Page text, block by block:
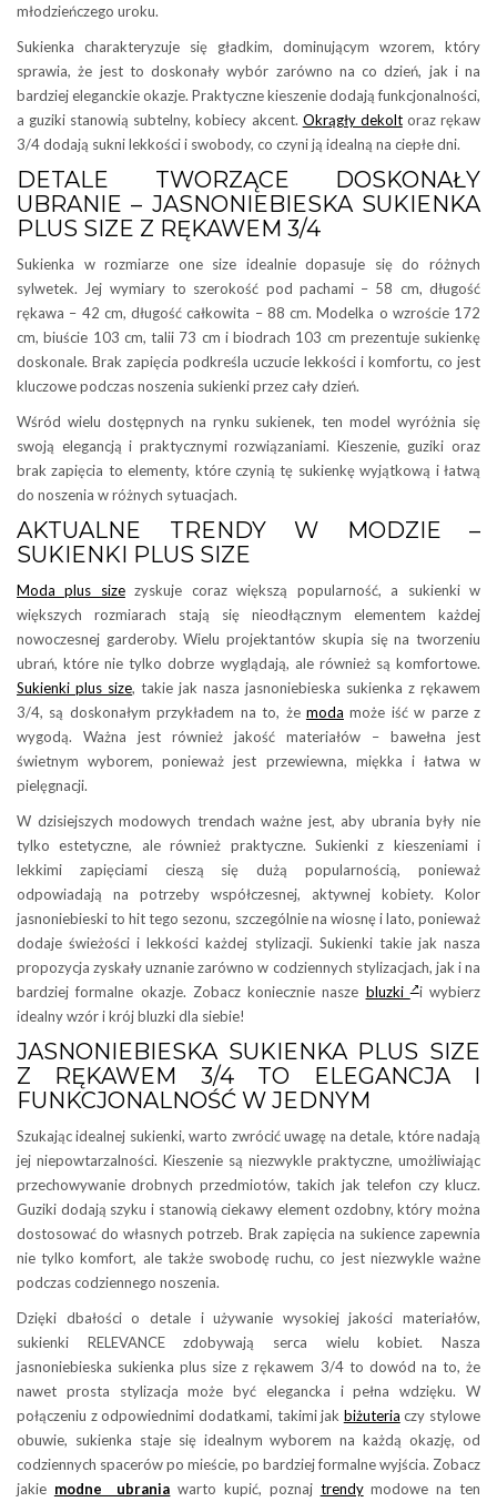
młodzieńczego uroku.
Sukienka charakteryzuje się gładkim, dominującym wzorem, który
sprawia, że jest to doskonały wybór zarówno na co dzień, jak i na
bardziej eleganckie okazje. Praktyczne kieszenie dodają funkcjonalności,
a guziki stanowią subtelny, kobiecy akcent. Okrągły dekoltoraz rękaw
3/4 dodają sukni lekkości i swobody, co czyni ją idealną na ciepłe dni.
DETALE TWORZĄCE DOSKONAŁY
UBRANIE – JASNONIEBIESKA SUKIENKA
PLUS SIZE Z RĘKAWEM 3/4
Sukienka w rozmiarze one size idealnie dopasuje się do różnych
sylwetek. Jej wymiary to szerokość pod pachami – 58 cm, długość
rękawa – 42 cm, długość całkowita – 88 cm. Modelka o wzroście 172
cm, biuście 103 cm, talii 73 cm i biodrach 103 cm prezentuje sukienkę
doskonale. Brak zapięcia podkreśla uczucie lekkości i komfortu, co jest
kluczowe podczas noszenia sukienki przez cały dzień.
Wśród wielu dostępnych na rynku sukienek, ten model wyróżnia się
swoją elegancją i praktycznymi rozwiązaniami. Kieszenie, guziki oraz
brak zapięcia to elementy, które czynią tę sukienkę wyjątkową i łatwą
do noszenia w różnych sytuacjach.
AKTUALNE TRENDY W MODZIE –
SUKIENKI PLUS SIZE
Moda plus sizezyskuje coraz większą popularność, a sukienki w
większych rozmiarach stają się nieodłącznym elementem każdej
nowoczesnej garderoby. Wielu projektantów skupia się na tworzeniu
ubrań, które nie tylko dobrze wyglądają, ale również są komfortowe.
Sukienki plus size, takie jak nasza jasnoniebieska sukienka z rękawem
3/4, są doskonałym przykładem na to, że moda może iść w parze z
wygodą. Ważna jest również jakość materiałów – bawełna jest
świetnym wyborem, ponieważ jest przewiewna, miękka i łatwa w
pielęgnacji.
W dzisiejszych modowych trendach ważne jest, aby ubrania były nie
tylko estetyczne, ale również praktyczne. Sukienki z kieszeniami i
lekkimi zapięciami cieszą się dużą popularnością, ponieważ
odpowiadają na potrzeby współczesnej, aktywnej kobiety. Kolor
jasnoniebieski to hit tego sezonu, szczególnie na wiosnę i lato, ponieważ
dodaje świeżości i lekkości każdej stylizacji. Sukienki takie jak nasza
propozycja zyskały uznanie zarówno w codziennych stylizacjach, jak i na
bardziej formalne okazje. Zobacz koniecznie nasze bluzki i wybierz
idealny wzór i krój bluzki dla siebie!
JASNONIEBIESKA SUKIENKA PLUS SIZE
Z RĘKAWEM 3/4 TO ELEGANCJA I
FUNKCJONALNOŚĆ W JEDNYM
Szukając idealnej sukienki, warto zwrócić uwagę na detale, które nadają
jej niepowtarzalności. Kieszenie są niezwykle praktyczne, umożliwiając
przechowywanie drobnych przedmiotów, takich jak telefon czy klucz.
Guziki dodają szyku i stanowią ciekawy element ozdobny, który można
dostosować do własnych potrzeb. Brak zapięcia na sukience zapewnia
nie tylko komfort, ale także swobodę ruchu, co jest niezwykle ważne
podczas codziennego noszenia.
Dzięki dbałości o detale i używanie wysokiej jakości materiałów,
sukienki RELEVANCE zdobywają serca wielu kobiet. Nasza
jasnoniebieska sukienka plus size z rękawem 3/4 to dowód na to, że
nawet prosta stylizacja może być elegancka i pełna wdzięku. W
połączeniu z odpowiednimi dodatkami, takimi jak biżuteria czy stylowe
obuwie, sukienka staje się idealnym wyborem na każdą okazję, od
codziennych spacerów po mieście, po bardziej formalne wyjścia. Zobacz
jakie modne ubrania warto kupić, poznaj trendymodowe na ten